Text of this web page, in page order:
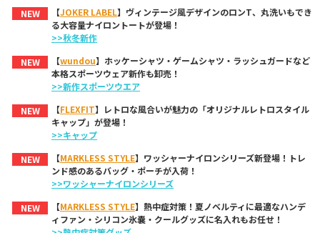
NEW
【JOKER LABEL】ヴィンテージ風デザインのロンT、丸洗いもでき
る大容量ナイロントートが登場！
>>秋冬新作
NEW
【wundou】ホッケーシャツ・ゲームシャツ・ラッシュガードなど
本格スポーツウェア新作も卸売！
>>新作スポーツウエア
NEW
【FLEXFIT】レトロな風合いが魅力の「オリジナルレトロスタイル
キャップ」が登場！
>>キャップ
NEW
【MARKLESS STYLE】ワッシャーナイロンシリーズ新登場！トレ
ンド感のあるバッグ・ポーチが入荷！
>>ワッシャーナイロンシリーズ
NEW
【MARKLESS STYLE】熱中症対策！夏ノベルティに最適なハンデ
ィファン・シリコン氷嚢・クールグッズに名入れもお任せ！